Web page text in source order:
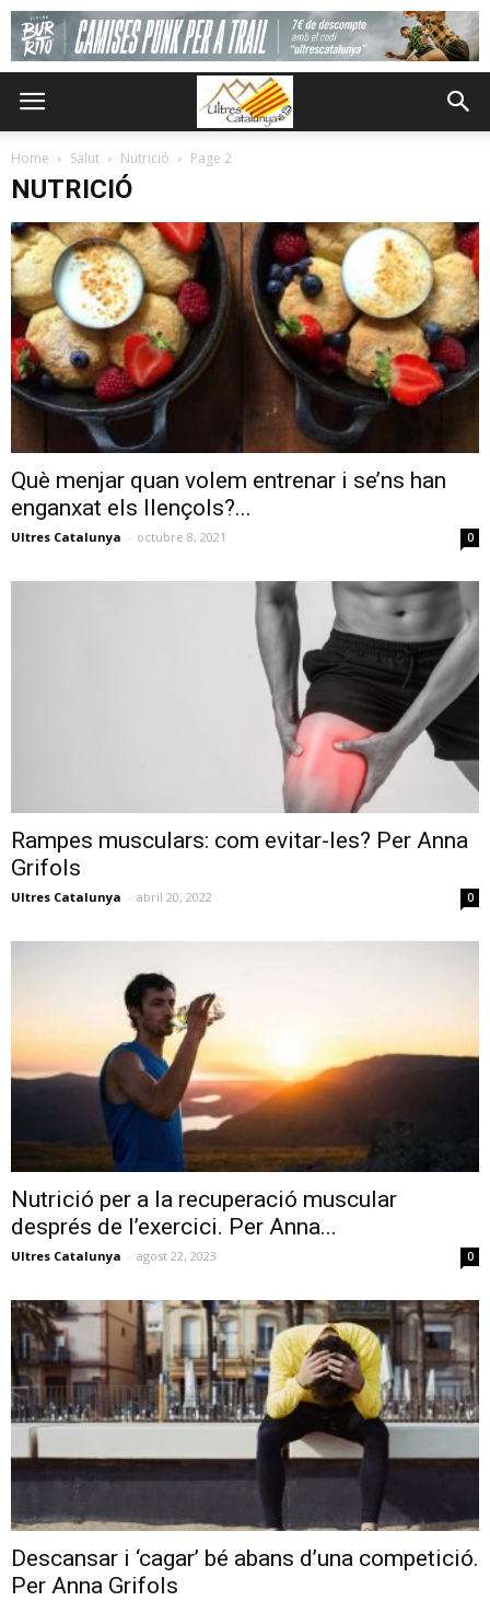
Home Salut Nutrició Page 2
NUTRICIÓ
Què menjar quan volem entrenar i se’ns han
enganxat els llençols?...
Ultres Catalunya - octubre 8, 2021 0
Rampes musculars: com evitar-les? Per Anna
Grifols
Ultres Catalunya - abril 20, 2022 0
Nutrició per a la recuperació muscular
després de l’exercici. Per Anna...
Ultres Catalunya - agost 22, 2023 0
Descansar i ‘cagar’ bé abans d’una competició.
Per Anna Grifols